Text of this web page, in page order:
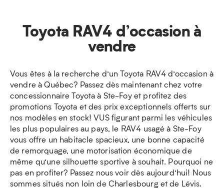
Toyota RAV4 d’occasion à
vendre
Vous êtes à la recherche d’un Toyota RAV4 d’occasion à
vendre à Québec? Passez dès maintenant chez votre
concessionnaire Toyota à Ste-Foy et profitez des
promotions Toyota et des prix exceptionnels offerts sur
nos modèles en stock! VUS figurant parmi les véhicules
les plus populaires au pays, le RAV4 usagé à Ste-Foy
vous offre un habitacle spacieux, une bonne capacité
de remorquage, une motorisation économique de
même qu’une silhouette sportive à souhait. Pourquoi ne
pas en profiter? Passez nous voir dès aujourd’hui! Nous
sommes situés non loin de Charlesbourg et de Lévis.